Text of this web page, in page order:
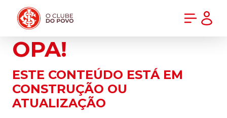
OPA!
ESTE CONTEÚDO ESTÁ EM
CONSTRUÇÃO OU
ATUALIZAÇÃO